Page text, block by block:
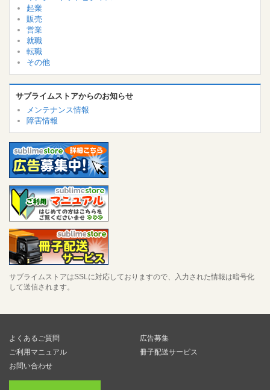
起業
販売
営業
就職
転職
その他
サブライムストアからのお知らせ
メンテナンス情報
障害情報
サブライムストアはSSLに対応しておりますので、入力された情報は暗号化
して送信されます。
よくあるご質問
ご利用マニュアル
お問い合わせ
広告募集
冊子配送サービス